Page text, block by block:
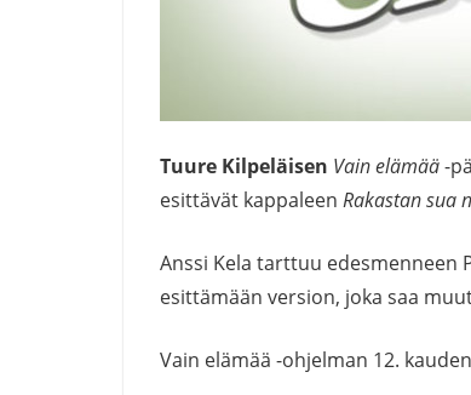
Tuure Kilpeläisen Vain elämää-
esittävät kappaleen Rakastan sua
Anssi Kela tarttuu edesmenneen
esittämään version, joka saa
Vain elämää -ohjelman 12.